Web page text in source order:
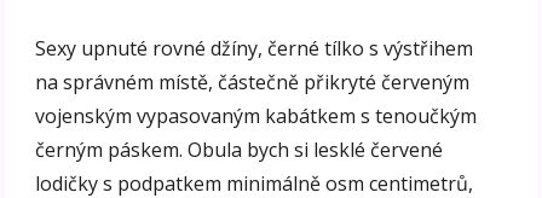
Sexy upnuté rovné džíny, černé tílko s výstřihem
na správném místě, částečně přikryté červeným
vojenským vypasovaným kabátkem s tenoučkým
černým páskem. Obula bych si lesklé červené
lodičky s podpatkem minimálně osm centimetrů,